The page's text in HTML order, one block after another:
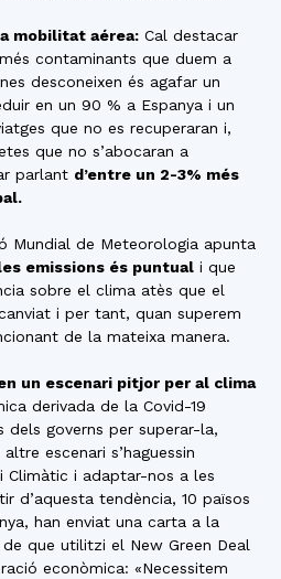
mobilitat aérea: Cal destacar
contaminants que duem a
desconeixen és agafar un
en un 90 % a Espanya i un
que no es recuperaran i,
que no s’abocaran a
parlant d’entre un 2-3% més
Mundial de Meteorologia apunta
emissions és puntual i que
sobre el clima atès que el
i per tant, quan superem
de la mateixa manera.
un escenari pitjor per al clima
derivada de la Covid-19
governs per superar-la,
escenari s’haguessin
Climàtic i adaptar-nos a les
d’aquesta tendència, 10 països
han enviat una carta a la
que utilitzi el New Green Deal
econòmica: «Necessitem